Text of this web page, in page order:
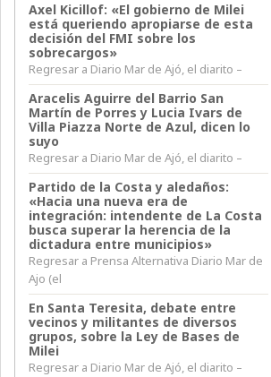
Axel Kicillof: «El gobierno de Milei
está queriendo apropiarse de esta
decisión del FMI sobre los
sobrecargos»
Regresar a Diario Mar de Ajó, el diarito –
Aracelis Aguirre del Barrio San
Martín de Porres y Lucia Ivars de
Villa Piazza Norte de Azul, dicen lo
suyo
Regresar a Diario Mar de Ajó, el diarito –
Partido de la Costa y aledaños:
«Hacia una nueva era de
integración: intendente de La Costa
busca superar la herencia de la
dictadura entre municipios»
Regresar a Prensa Alternativa Diario Mar de
Ajo (el
En Santa Teresita, debate entre
vecinos y militantes de diversos
grupos, sobre la Ley de Bases de
Milei
Regresar a Diario Mar de Ajó, el diarito –